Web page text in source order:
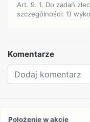
Art. 9. 1. Do zadań
szczególności: 1)
Komentarze
Położenie w akcie